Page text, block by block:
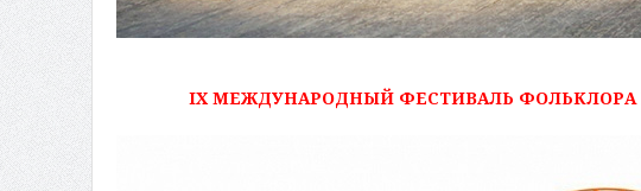
IX МЕЖДУНАРОДНЫЙ ФЕСТИВАЛЬ